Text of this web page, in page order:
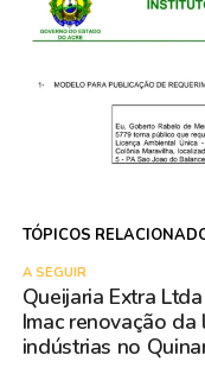
TÓPICOS
A SEGUIR
Queijaria Extra
Imac renovação
indústrias no